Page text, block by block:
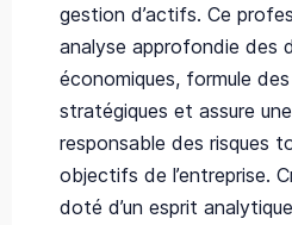
gestion d’actifs. Ce
analyse approfondie des
économiques, formule
stratégiques et assure
responsable des risques
objectifs de l’entreprise.
doté d’un esprit